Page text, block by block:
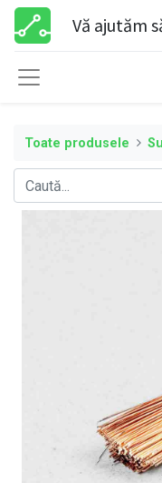
Vă ajutăm
Toate produsele